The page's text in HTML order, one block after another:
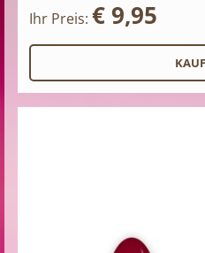
Ihr Preis: € 9,95